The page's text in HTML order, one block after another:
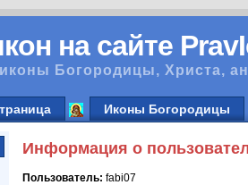
на сайте
Богородицы, Христа,
Иконы Богородицы
Информация о
Пользователь: fabi07